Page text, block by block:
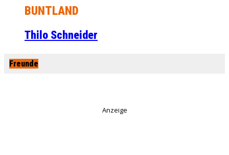
BUNTLAND
Thilo Schneider
Freunde
Anzeige